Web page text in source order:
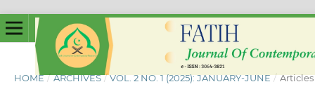
HOME / ARCHIVES / VOL. 2 NO. 1 (2025): JANUARY-JUNE / Articles